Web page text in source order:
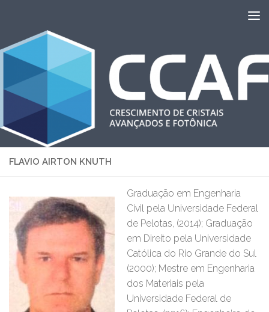
FLAVIO AIRTON KNUTH
Graduação em Engenharia
Civil pela Universidade Federal
de Pelotas, (2014); Graduação
em Direito pela Universidade
Católica do Rio Grande do Sul
(2000); Mestre em Engenharia
dos Materiais pela
Universidade Federal de